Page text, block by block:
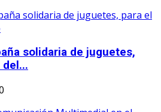
solidaria de juguetes,
del...